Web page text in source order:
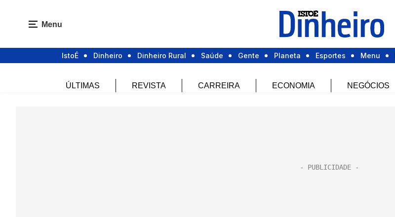
Menu
IstoÉ Dinheiro Dinheiro Rural Saúde Gente Planeta Esportes Menu
ÚLTIMAS REVISTA CARREIRA ECONOMIA NEGÓCIOS